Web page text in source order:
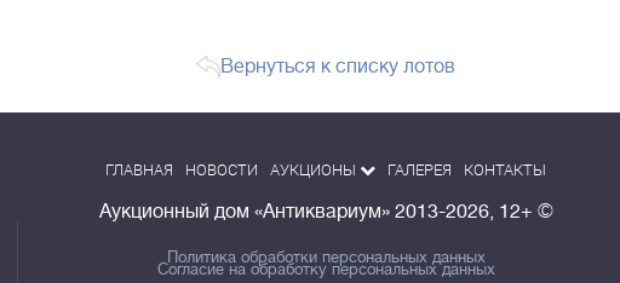
Вернуться к списку лотов
ГЛАВНАЯ НОВОСТИ АУКЦИОНЫ ГАЛЕРЕЯ
КОНТАКТЫ
Аукционный дом «Антиквариум» 2013-2026, 12+ ©
Политика обработки персональных данных
Согласие на обработку персональных данных